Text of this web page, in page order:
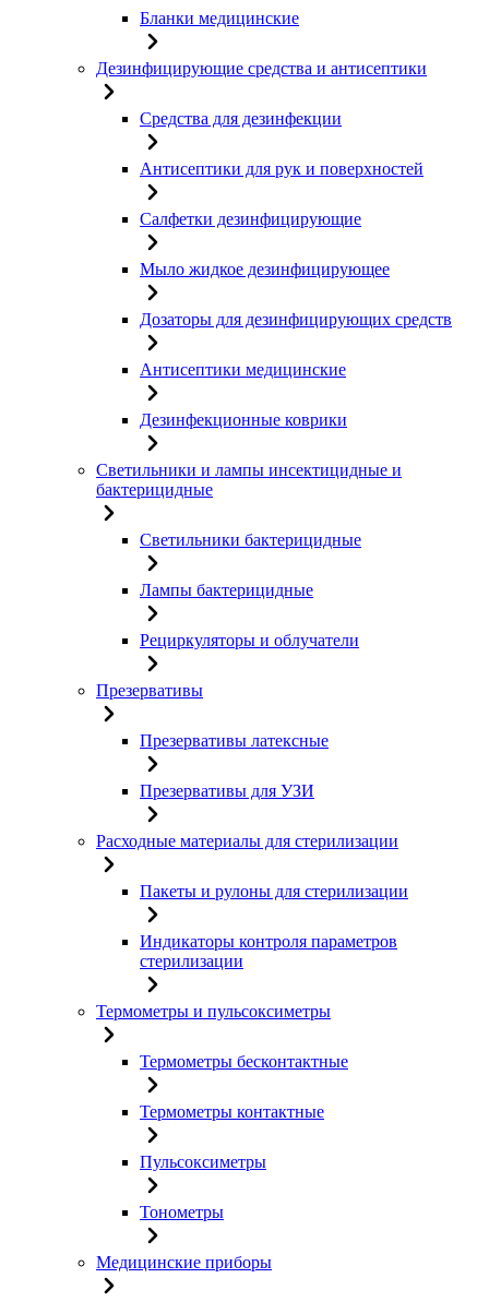
Бланки медицинские
Дезинфицирующие средства и антисептики
Средства для дезинфекции
Антисептики для рук и поверхностей
Салфетки дезинфицирующие
Мыло жидкое дезинфицирующее
Дозаторы для дезинфицирующих средств
Антисептики медицинские
Дезинфекционные коврики
Светильники и лампы инсектицидные и
бактерицидные
Светильники бактерицидные
Лампы бактерицидные
Рециркуляторы и облучатели
Презервативы
Презервативы латексные
Презервативы для УЗИ
Расходные материалы для стерилизации
Пакеты и рулоны для стерилизации
Индикаторы контроля параметров
стерилизации
Термометры и пульсоксиметры
Термометры бесконтактные
Термометры контактные
Пульсоксиметры
Тонометры
Медицинские приборы